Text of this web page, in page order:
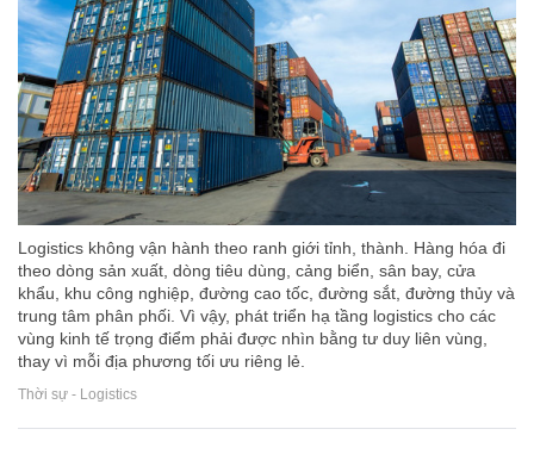
Logistics không vận hành theo ranh giới tỉnh, thành. Hàng hóa đi
theo dòng sản xuất, dòng tiêu dùng, cảng biển, sân bay, cửa
khẩu, khu công nghiệp, đường cao tốc, đường sắt, đường thủy và
trung tâm phân phối. Vì vậy, phát triển hạ tầng logistics cho các
vùng kinh tế trọng điểm phải được nhìn bằng tư duy liên vùng,
thay vì mỗi địa phương tối ưu riêng lẻ.
Thời sự - Logistics